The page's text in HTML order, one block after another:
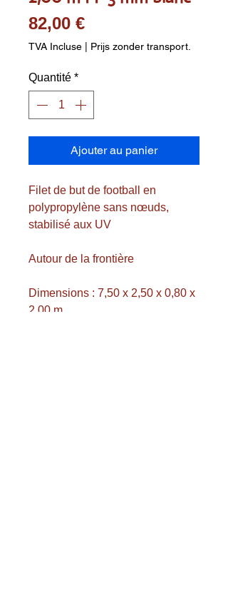
82,00 €Prix
TVA Incluse | Prijs zonder transport.
Quantité *
Ajouter au panier
Filet de but de football en
polypropylène sans nœuds,
stabilisé aux UV
Autour de la frontière
Dimensions : 7,50 x 2,50 x 0,80 x
2,00 m